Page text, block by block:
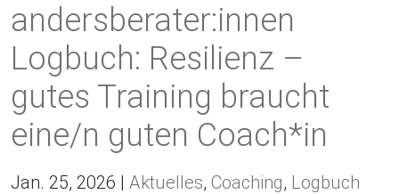
andersberater:innen
Logbuch: Resilienz –
gutes Training braucht
eine/n guten Coach*in
Jan. 25, 2026 | Aktuelles, Coaching, Logbuch